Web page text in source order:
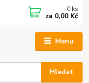
Menu
Hledat
0 ks
za 0,00 Kč